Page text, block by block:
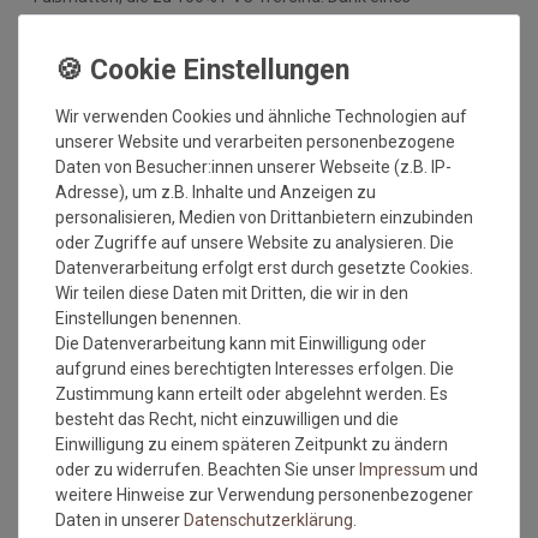
hochwertigen Gummirückens sind die Fußmatten absolut
Fußbodenheizungen steht somit nichts mehr im Wege.
Vor dem ersten Gebrauch waschen Sie die Fußmatte separat
bei angegebener Temperatur mit Feinwaschmittel und legen
sie flach zum Trocknen aus. Dadurch richten sich die Fasern
auf, der Mattenflor wird aktiviert und transportbedingte Falten
und Knicke werden wieder glatt. Pflegen Sie so Ihre
Fußmatte regelmäßig und Sie werden überrascht sein, wie
viele Jahre Qualität und Farbe erhalten bleiben.
Waschtipps:
Matten, die nicht mehr in die Waschmaschine passen, können
mit einem Dampfstrahler (aus Entfernung) gereinigt werden
oder bei einer Wäscherei abgegeben werden. Ganz wichtig ist
auch, dass man die Matten nicht gefaltet und auch nicht mit
anderen Wäschestücken in die Maschine legt, damit die Matte
nicht mit Knicken wieder aus der Maschine kommt. Dies ist
kein Materialfehler und stellt auch keinen Reklamationsgrund
dar.
Wir verwenden Cookies und ähnliche Technologien auf
unserer Website und verarbeiten personenbezogene
Daten von Besucher:innen unserer Webseite (z.B. IP-
Adresse), um z.B. Inhalte und Anzeigen zu
personalisieren, Medien von Drittanbietern einzubinden
oder Zugriffe auf unsere Website zu analysieren. Die
Datenverarbeitung erfolgt erst durch gesetzte Cookies.
Wir teilen diese Daten mit Dritten, die wir in den
Einstellungen benennen.
Die Datenverarbeitung kann mit Einwilligung oder
aufgrund eines berechtigten Interesses erfolgen. Die
Zustimmung kann erteilt oder abgelehnt werden. Es
besteht das Recht, nicht einzuwilligen und die
Einwilligung zu einem späteren Zeitpunkt zu ändern
oder zu widerrufen. Beachten Sie unser Impressum und
weitere Hinweise zur Verwendung personenbezogener
Daten in unserer Daten­schutz­erklärung